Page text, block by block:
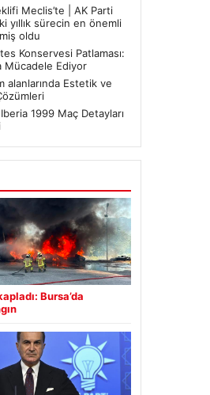
Meclis’te | AK Parti
yıllık sürecin en önemli
oldu
Konservesi Patlaması:
Mücadele Ediyor
alanlarında Estetik ve
1999 Maç Detayları
Bursa’da